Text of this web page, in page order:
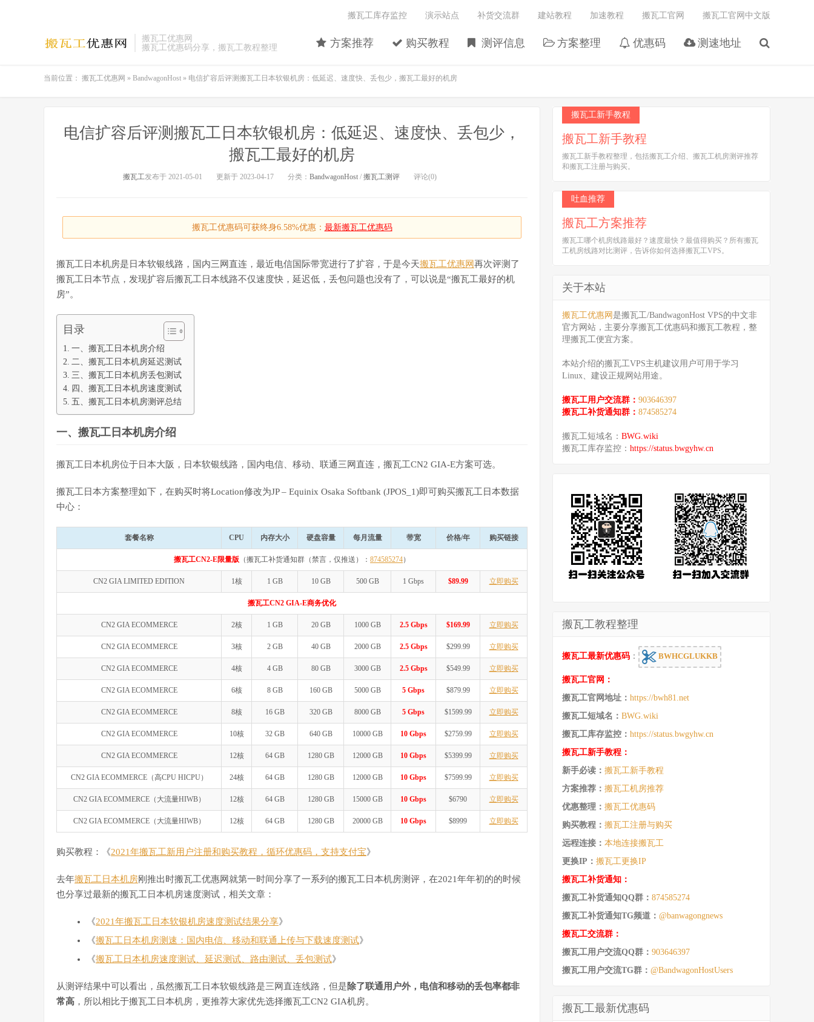
搬瓦工优惠网
搬瓦工优惠码分享，搬瓦工教程整理
方案推荐 购买教程 测评信息 方案整理 优惠码 测速地址
搬瓦工库存监控 演示站点 补货交流群 建站教程 加速教程 搬瓦工官网 搬瓦工官网中文版
当前位置： 搬瓦工优惠网 » BandwagonHost » 电信扩容后评测搬瓦工日本软银机房：低延迟、速度快、丢包少，搬瓦工最好的机房
电信扩容后评测搬瓦工日本软银机房：低延迟、速度快、丢包少，
搬瓦工最好的机房
搬瓦工发布于 2021-05-01 更新于 2023-04-17 分类： BandwagonHost / 搬瓦工测评 评论(0)
搬瓦工优惠码可获终身6.58%优惠： 最新搬瓦工优惠码
搬瓦工日本机房是日本软银线路，国内三网直连，最近电信国际带宽进行了扩容，于是今天搬瓦工优惠网再次评测了
搬瓦工日本节点，发现扩容后搬瓦工日本线路不仅速度快，延迟低，丢包问题也没有了，可以说是“搬瓦工最好的机
房”。
目录
一、搬瓦工日本机房介绍
二、搬瓦工日本机房延迟测试
三、搬瓦工日本机房丢包测试
四、搬瓦工日本机房速度测试
五、搬瓦工日本机房测评总结
一、搬瓦工日本机房介绍
搬瓦工日本机房位于日本大阪，日本软银线路，国内电信、移动、联通三网直连，搬瓦工CN2 GIA-E方案可选。
搬瓦工日本方案整理如下，在购买时将Location修改为JP – Equinix Osaka Softbank (JPOS_1)即可购买搬瓦工日本数据
中心：
套餐名称 CPU 内存大小 硬盘容量 每月流量 带宽 价格/年 购买链接
搬瓦工CN2-E限量版 （搬瓦工补货通知群（禁言，仅推送）： 874585274）
CN2 GIA LIMITED EDITION 1核 1 GB 10 GB 500 GB 1 Gbps $89.99 立即购买
搬瓦工CN2 GIA-E商务优化
CN2 GIA ECOMMERCE 2核 1 GB 20 GB 1000 GB 2.5 Gbps $169.99 立即购买
CN2 GIA ECOMMERCE 3核 2 GB 40 GB 2000 GB 2.5 Gbps $299.99 立即购买
CN2 GIA ECOMMERCE 4核 4 GB 80 GB 3000 GB 2.5 Gbps $549.99 立即购买
CN2 GIA ECOMMERCE 6核 8 GB 160 GB 5000 GB 5 Gbps $879.99 立即购买
CN2 GIA ECOMMERCE 8核 16 GB 320 GB 8000 GB 5 Gbps $1599.99 立即购买
CN2 GIA ECOMMERCE 10核 32 GB 640 GB 10000 GB 10 Gbps $2759.99 立即购买
CN2 GIA ECOMMERCE 12核 64 GB 1280 GB 12000 GB 10 Gbps $5399.99 立即购买
CN2 GIA ECOMMERCE（高CPU HICPU） 24核 64 GB 1280 GB 12000 GB 10 Gbps $7599.99 立即购买
CN2 GIA ECOMMERCE（大流量HIWB） 12核 64 GB 1280 GB 15000 GB 10 Gbps $6790 立即购买
CN2 GIA ECOMMERCE（大流量HIWB） 12核 64 GB 1280 GB 20000 GB 10 Gbps $8999 立即购买
购买教程：《2021年搬瓦工新用户注册和购买教程，循环优惠码，支持支付宝》
去年搬瓦工日本机房刚推出时搬瓦工优惠网就第一时间分享了一系列的搬瓦工日本机房测评，在2021年年初的的时候
也分享过最新的搬瓦工日本机房速度测试，相关文章：
《2021年搬瓦工日本软银机房速度测试结果分享》
《搬瓦工日本机房测速：国内电信、移动和联通上传与下载速度测试》
《搬瓦工日本机房速度测试、延迟测试、路由测试、丢包测试》
从测评结果中可以看出，虽然搬瓦工日本软银线路是三网直连线路，但是除了联通用户外，电信和移动的丢包率都非
常高 ，所以相比于搬瓦工日本机房，更推荐大家优先选择搬瓦工CN2 GIA机房。
搬瓦工新手教程
搬瓦工新手教程
搬瓦工新手教程整理，包括搬瓦工介绍、搬瓦工机房测评推荐
和搬瓦工注册与购买。
吐血推荐
搬瓦工方案推荐
搬瓦工哪个机房线路最好？速度最快？最值得购买？所有搬瓦
工机房线路对比测评，告诉你如何选择搬瓦工VPS。
关于本站
搬瓦工优惠网 是搬瓦工/BandwagonHost VPS的中文非
官方网站，主要分享搬瓦工优惠码和搬瓦工教程，整
理搬瓦工便宜方案。
本站介绍的搬瓦工VPS主机建议用户可用于学习
Linux、建设正规网站用途。
搬瓦工用户交流群： 903646397
搬瓦工补货通知群： 874585274
搬瓦工短域名： BWG.wiki
搬瓦工库存监控： https://status.bwgyhw.cn
搬瓦工教程整理
搬瓦工最新优惠码 ： BWHCGLUKKB
搬瓦工官网：
搬瓦工官网地址： https://bwh81.net
搬瓦工短域名： BWG.wiki
搬瓦工库存监控： https://status.bwgyhw.cn
搬瓦工新手教程：
新手必读： 搬瓦工新手教程
方案推荐： 搬瓦工机房推荐
优惠整理： 搬瓦工优惠码
购买教程： 搬瓦工注册与购买
远程连接： 本地连接搬瓦工
更换IP： 搬瓦工更换IP
搬瓦工补货通知：
搬瓦工补货通知QQ群： 874585274
搬瓦工补货通知TG频道： @banwagongnews
搬瓦工交流群：
搬瓦工用户交流QQ群： 903646397
搬瓦工用户交流TG群： @BandwagonHostUsers
搬瓦工最新优惠码